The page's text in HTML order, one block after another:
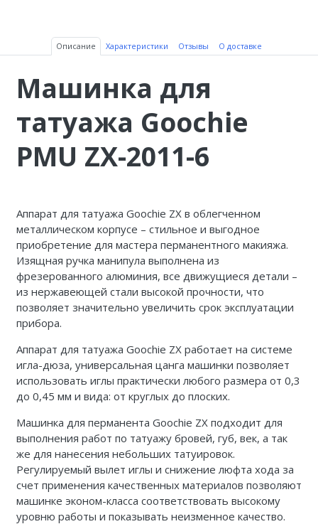
Описание Характеристики Отзывы О доставке
Машинка для
татуажа Goochie
PMU ZX-2011-6
Аппарат для татуажа Goochie ZX в облегченном
металлическом корпусе – стильное и выгодное
приобретение для мастера перманентного макияжа.
Изящная ручка манипула выполнена из
фрезерованного алюминия, все движущиеся детали –
из нержавеющей стали высокой прочности, что
позволяет значительно увеличить срок эксплуатации
прибора.
Аппарат для татуажа Goochie ZX работает на системе
игла-дюза, универсальная цанга машинки позволяет
использовать иглы практически любого размера от 0,3
до 0,45 мм и вида: от круглых до плоских.
Машинка для перманента Goochie ZX подходит для
выполнения работ по татуажу бровей, губ, век, а так
же для нанесения небольших татуировок.
Регулируемый вылет иглы и снижение люфта хода за
счет применения качественных материалов позволяют
машинке эконом-класса соответствовать высокому
уровню работы и показывать неизменное качество.